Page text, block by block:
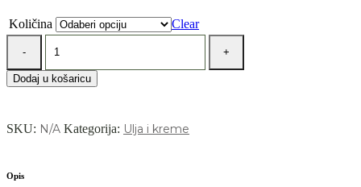
Količina
Clear
Ulje
masažu
-
quantity
Dodaj u košaricu
SKU: N/A Kategorija: Ulja i kreme
Opis